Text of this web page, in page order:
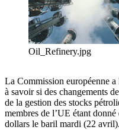
Oil_Refinery.jpg
La Commission européenne
à savoir si des changements
de la gestion des stocks
membres de l’UE étant
dollars le baril mardi (22 avril).